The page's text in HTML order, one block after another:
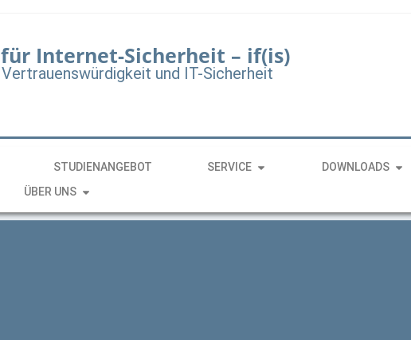
Internet-Sicherheit – if(is)
und IT-Sicherheit
STUDIENANGEBOT SERVICE
DOWNLOADS
ÜBER UNS